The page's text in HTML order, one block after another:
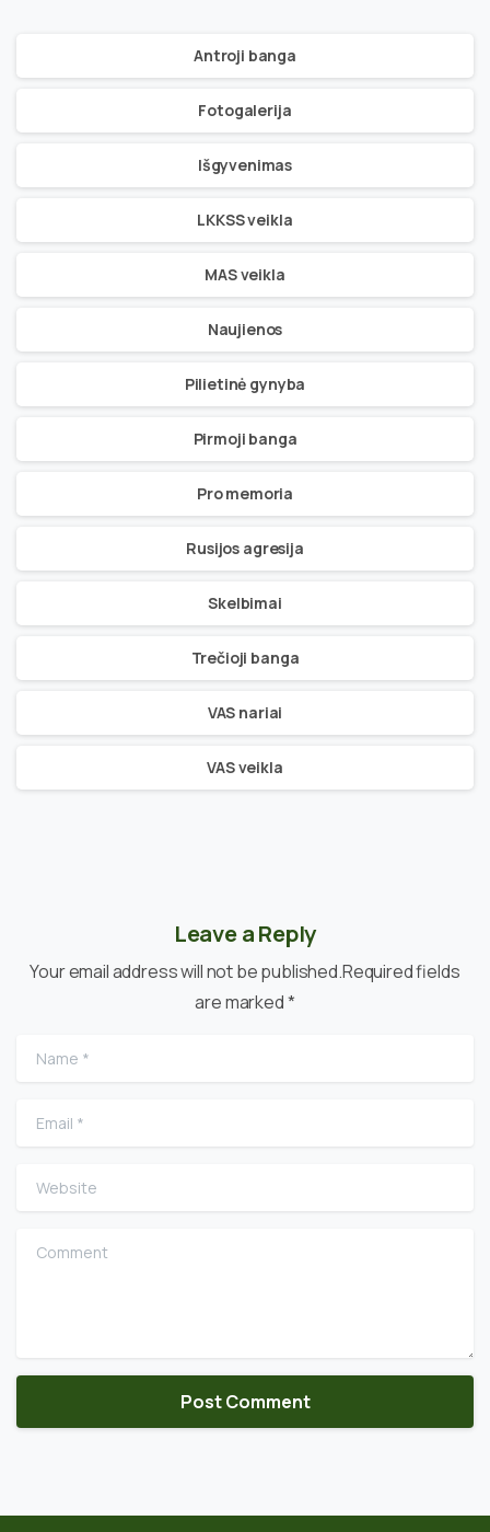
Antroji banga
Fotogalerija
Išgyvenimas
LKKSS veikla
MAS veikla
Naujienos
Pilietinė gynyba
Pirmoji banga
Pro memoria
Rusijos agresija
Skelbimai
Trečioji banga
VAS nariai
VAS veikla
Leave a Reply
Your email address will not be published.Required fields
are marked *
Name
Email
Website
Comment